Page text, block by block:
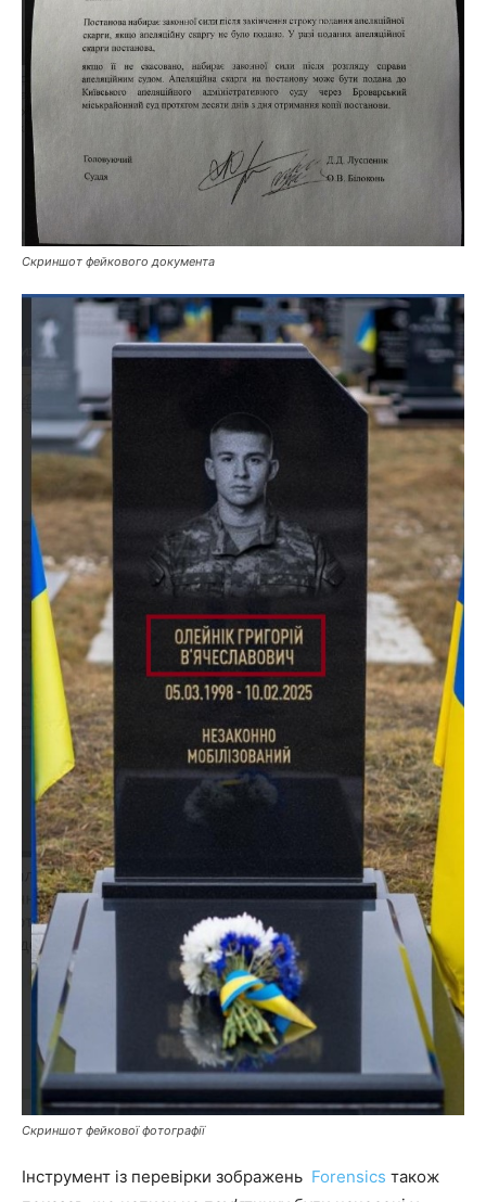
Скриншот фейкового документа
Скриншот фейкової фотографії
Інструмент із перевірки зображень Forensics також